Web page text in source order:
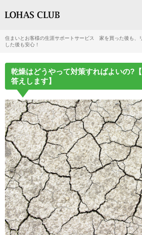
住まいとお客様の生涯サポートサービス 家を買った後も、
した後も安心！
乾燥はどうやって対策すればよいの?
答えします】